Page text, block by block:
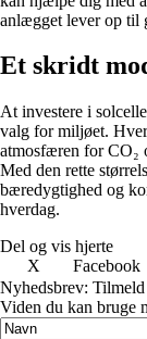
anlægget lever op til
Et skridt
At investere i
valg for miljøet.
atmosfæren for CO₂
Med den rette
bæredygtighed og
hverdag.
Del og vis hjerte
X
Facebook
Nyhedsbrev:
Viden du kan bruge